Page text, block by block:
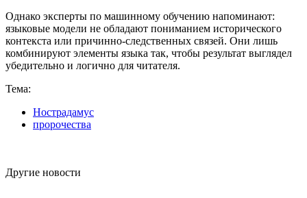
Однако эксперты по машинному обучению напоминают:
языковые модели не обладают пониманием исторического
контекста или причинно-следственных связей. Они лишь
комбинируют элементы языка так, чтобы результат выглядел
убедительно и логично для читателя.
Тема:
Нострадамус
пророчества
Другие новости